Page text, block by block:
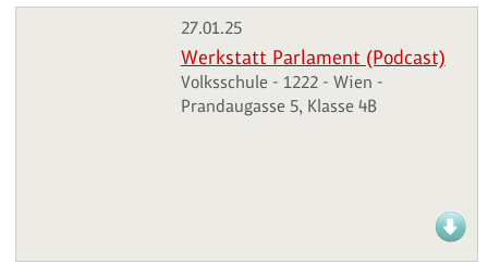
27.01.25
Werkstatt Parlament (Podcast)
Volksschule - 1222 - Wien -
Prandaugasse 5, Klasse 4B